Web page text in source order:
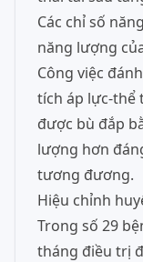
Các chỉ số
năng lượng
Công việc
tích áp lực-thể
được bù đắp
lượng hơn
tương đương.
Hiệu chỉnh
Trong số 29
tháng điều trị